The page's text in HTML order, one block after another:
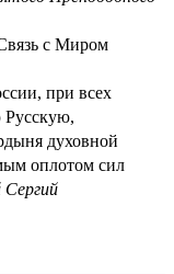
с Миром
при всех
Русскую,
духовной
оплотом сил